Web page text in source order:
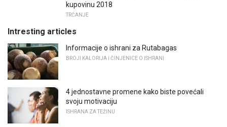
kupovinu 2018
TRČANJE
Intresting articles
Informacije o ishrani za Rutabagas
BROJI KALORIJA I ČINJENICE O ISHRANI
4 jednostavne promene kako biste povećali
svoju motivaciju
ISHRANA ZA TEŽINU